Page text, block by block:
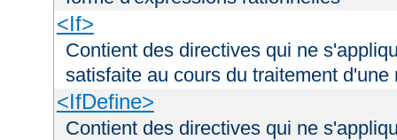
<If>
Contient des directives qui ne
satisfaite au cours du traitement d'une
<IfDefine>
Contient des directives qui ne